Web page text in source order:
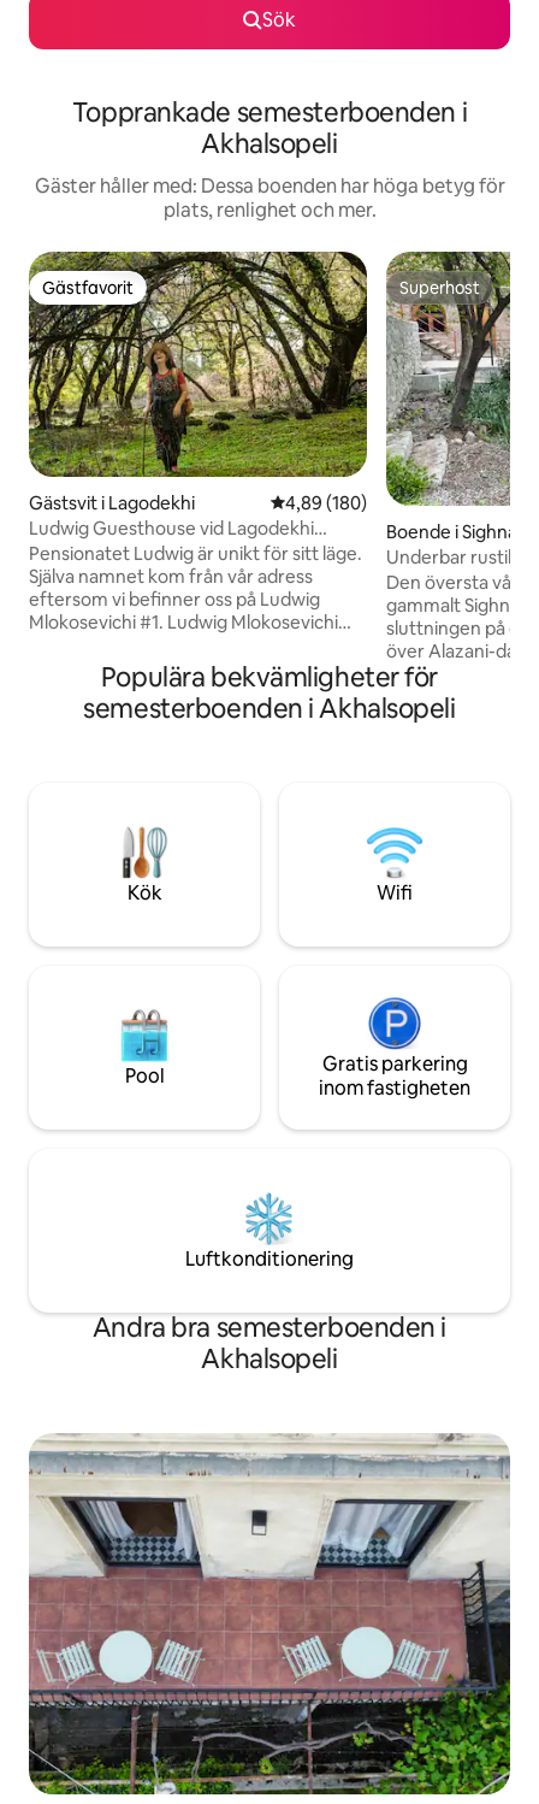
Sök
Topprankade semesterboenden i
Akhalsopeli
Gäster håller med: Dessa boenden har höga betyg för
plats, renlighet och mer.
Gästfavorit
Gästfavorit
Gästsvit i Lagodekhi 4,89 av 5 i genomsnittligt
4,89 (180)
Ludwig Guesthouse vid Lagodekhi
skyddade områden
Pensionatet Ludwig är unikt för sitt läge.
Själva namnet kom från vår adress
eftersom vi befinner oss på Ludwig
Mlokosevichi #1. Ludwig Mlokosevichi
initierade grundandet av Lagodekhi
skyddade områden, vår skatt och
stolthet. På grund av detta bestämde vi
lokalinvånare, erbjuder hemlagad
frukost och han middag, glada
pianokvällar.
Superhost
Superhost
Boende i
Underbar rustik
väg
Den översta
gammalt
sluttningen på en
över Alazani-
utsikt över
sovrum är huset
eller en familj
exceptionell
Rymlig trädgård
från gatan.
Populära bekvämligheter för
semesterboenden i Akhalsopeli
Kök Wifi
Pool
Gratis parkering
inom fastigheten
Luftkonditionering
Andra bra semesterboenden i
Akhalsopeli